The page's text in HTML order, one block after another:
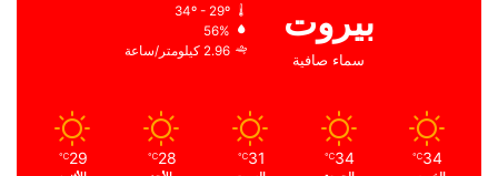
بيروت
سماء صافية
34º - 29º
56%
2.96 كيلومتر/ساعة
34
℃
34
℃
31
℃
28
℃
29
℃